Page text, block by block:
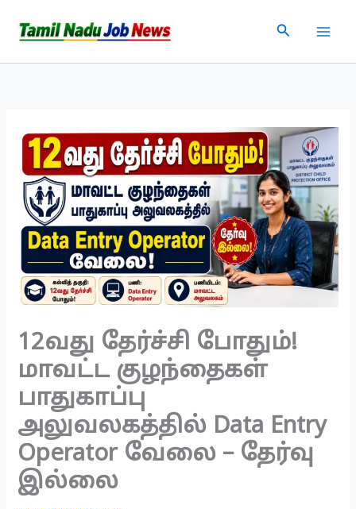
Search
12வது தேர்ச்சி போதும்!
மாவட்ட குழந்தைகள்
பாதுகாப்பு
அலுவலகத்தில் Data Entry
Operator வேலை – தேர்வு
இல்லை